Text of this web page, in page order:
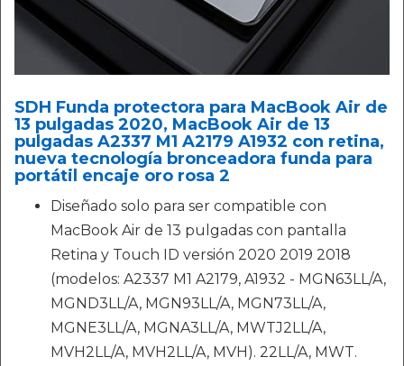
SDH Funda protectora para MacBook Air de
13 pulgadas 2020, MacBook Air de 13
pulgadas A2337 M1 A2179 A1932 con retina,
nueva tecnología bronceadora funda para
portátil encaje oro rosa 2
Diseñado solo para ser compatible con
MacBook Air de 13 pulgadas con pantalla
Retina y Touch ID versión 2020 2019 2018
(modelos: A2337 M1 A2179, A1932 - MGN63LL/A,
MGND3LL/A, MGN93LL/A, MGN73LL/A,
MGNE3LL/A, MGNA3LL/A, MWTJ2LL/A,
MVH2LL/A, MVH2LL/A, MVH). 22LL/A, MWT.